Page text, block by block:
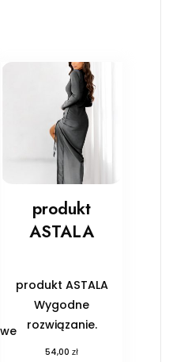
produkt
ASTALA
produkt ASTALA
Wygodne
rozwiązanie.
54,00zł